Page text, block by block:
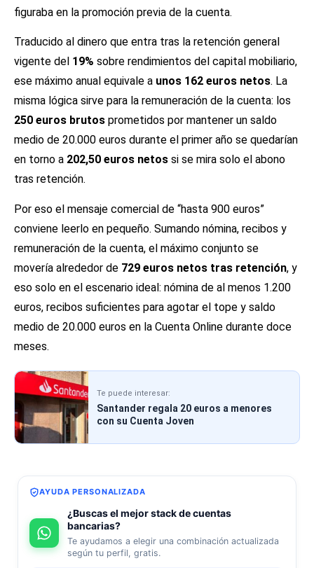
figuraba en la promoción previa de la cuenta.
Traducido al dinero que entra tras la retención general
vigente del 19% sobre rendimientos del capital mobiliario,
ese máximo anual equivale a unos 162 euros netos. La
misma lógica sirve para la remuneración de la cuenta: los
250 euros brutos prometidos por mantener un saldo
medio de 20.000 euros durante el primer año se quedarían
en torno a 202,50 euros netos si se mira solo el abono
tras retención.
Por eso el mensaje comercial de “hasta 900 euros”
conviene leerlo en pequeño. Sumando nómina, recibos y
remuneración de la cuenta, el máximo conjunto se
movería alrededor de 729 euros netos tras retención, y
eso solo en el escenario ideal: nómina de al menos 1.200
euros, recibos suficientes para agotar el tope y saldo
medio de 20.000 euros en la Cuenta Online durante doce
meses.
Te puede interesar:
Santander regala 20 euros a menores
con su Cuenta Joven
AYUDA PERSONALIZADA
¿Buscas el mejor stack de cuentas
bancarias?
Te ayudamos a elegir una combinación actualizada
según tu perfil, gratis.